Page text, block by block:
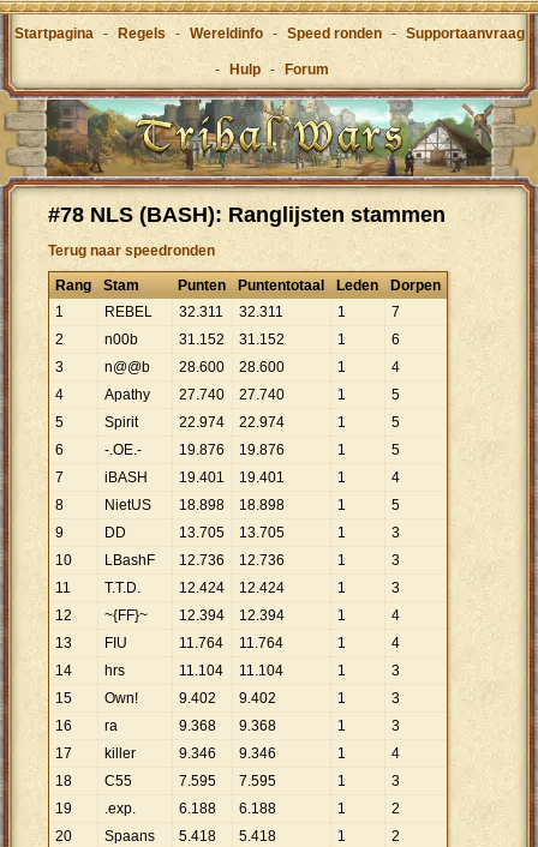
Startpagina - Regels - Wereldinfo - Speed ronden - Supportaanvraag
- Hulp - Forum
#78 NLS (BASH): Ranglijsten stammen
Terug naar speedronden
Rang Stam Punten Puntentotaal Leden
Dorpen
1
REBEL 32.311 32.311 1
7
2
n00b 31.152 31.152 1
6
3
n@@b 28.600 28.600 1
4
4
Apathy 27.740 27.740 1
5
5
Spirit 22.974 22.974 1
5
6
-.OE.- 19.876 19.876 1
5
7
iBASH 19.401 19.401 1
4
8
NietUS 18.898 18.898 1
5
9
DD 13.705 13.705 1
3
10
LBashF 12.736 12.736 1
3
11
T.T.D. 12.424 12.424 1
3
12
~{FF}~ 12.394 12.394 1
4
13
FIU 11.764 11.764 1
4
14
hrs 11.104 11.104 1
3
15
Own! 9.402 9.402 1
3
16
ra 9.368 9.368 1
3
17
killer 9.346 9.346 1
4
18
C55 7.595 7.595 1
3
19
.exp. 6.188 6.188 1
2
20
Spaans 5.418 5.418 1
2